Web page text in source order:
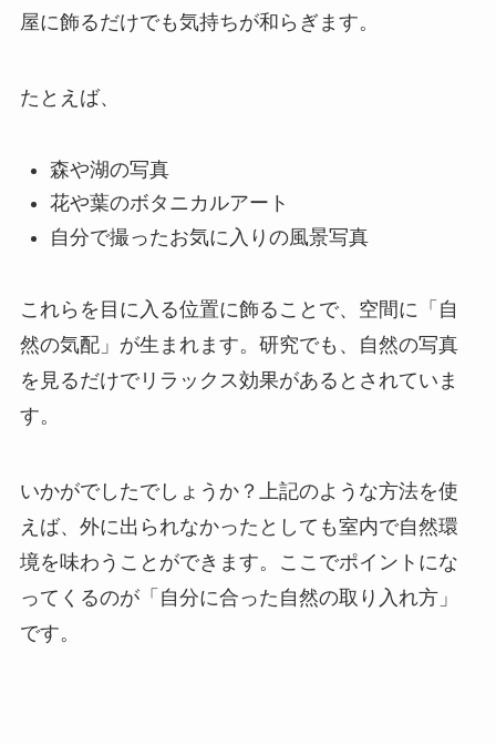
屋に飾るだけでも気持ちが和らぎます。
たとえば、
森や湖の写真
花や葉のボタニカルアート
自分で撮ったお気に入りの風景写真
これらを目に入る位置に飾ることで、空間に「自
然の気配」が生まれます。研究でも、自然の写真
を見るだけでリラックス効果があるとされていま
す。
いかがでしたでしょうか？上記のような方法を使
えば、外に出られなかったとしても室内で自然環
境を味わうことができます。ここでポイントにな
ってくるのが「自分に合った自然の取り入れ方」
です。